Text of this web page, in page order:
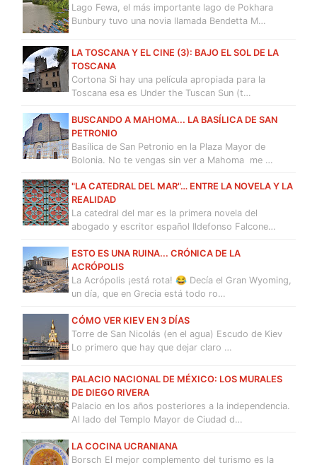
Lago Fewa, el más importante lago de Pokhara
Bunbury tuvo una novia llamada Bendetta M…
LA TOSCANA Y EL CINE (3): BAJO EL SOL DE LA
TOSCANA
Cortona Si hay una película apropiada para la
Toscana esa es Under the Tuscan Sun (t…
BUSCANDO A MAHOMA... LA BASÍLICA DE SAN
PETRONIO
Basílica de San Petronio en la Plaza Mayor de
Bolonia. No te vengas sin ver a Mahoma me …
"LA CATEDRAL DEL MAR"… ENTRE LA NOVELA Y LA
REALIDAD
La catedral del mar es la primera novela del
abogado y escritor español Ildefonso Falcone…
ESTO ES UNA RUINA... CRÓNICA DE LA
ACRÓPOLIS
La Acrópolis ¡está rota! 😂 Decía el Gran Wyoming,
un día, que en Grecia está todo ro…
CÓMO VER KIEV EN 3 DÍAS
Torre de San Nicolás (en el agua) Escudo de Kiev
Lo primero que hay que dejar claro …
PALACIO NACIONAL DE MÉXICO: LOS MURALES
DE DIEGO RIVERA
Palacio en los años posteriores a la independencia.
Al lado del Templo Mayor de Ciudad d…
LA COCINA UCRANIANA
Borsch El mejor complemento del turismo es la